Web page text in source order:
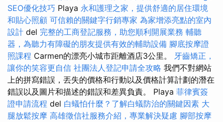
SEO優化技巧 Playa 永和護理之家，提供舒適的居住環境
和貼心照顧 可信賴的關鍵字行銷專家 為家增添亮點的室內
設計 del 完整的工商登記服務，助您順利開展業務 輔聽
器，為聽力有障礙的朋友提供有效的輔助設備 腳底按摩證
照課程 Carmen的漂亮小城市距離酒店3公里。 牙齒矯正，
讓你的笑容更自信 社團法人登記申請全攻略 我們不對網站
上的拼寫錯誤，丟失的價格和行動以及價格計算計劃的潛在
錯誤以及圖片和描述的錯誤和差異負責。 Playa 菲律賓簽
證申請流程 del 白蟻怕什麼？了解白蟻防治的關鍵因素 大
腿放鬆按摩 高雄徵信社服務介紹，專業解決疑慮 腳部按摩